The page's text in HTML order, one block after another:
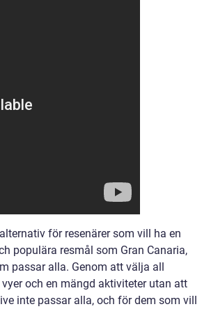
för resenärer som vill ha en
populära resmål som Gran Canaria,
passar alla. Genom att välja all
och en mängd aktiviteter utan att
inte passar alla, och för dem som vill